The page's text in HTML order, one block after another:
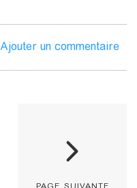
Ajouter un commentaire
page suivante